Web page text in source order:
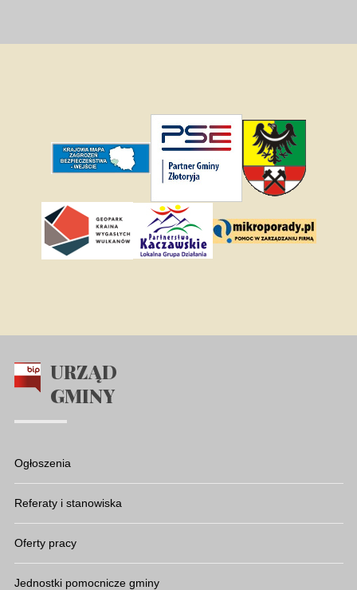
URZĄD
GMINY
Ogłoszenia
Referaty i stanowiska
Oferty pracy
Jednostki pomocnicze gminy